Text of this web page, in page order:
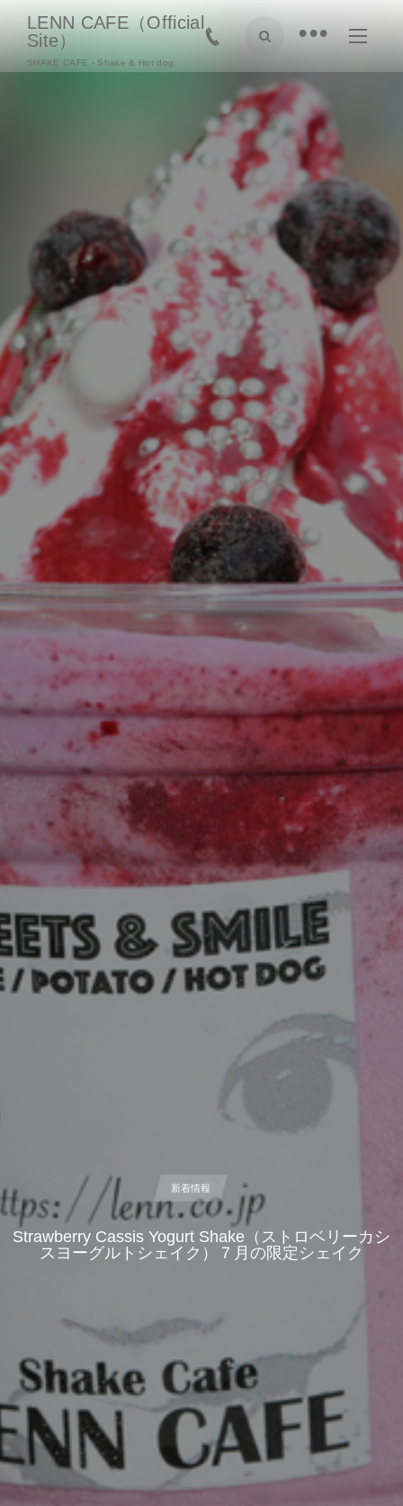
LENN CAFE（Official
Site）
SHAKE CAFE - Shake & Hot dog
•
新着情報 , …
Strawberry Cassis Yogurt Shake（ストロベリーカシ
スヨーグルトシェイク）７月の限定シェイク